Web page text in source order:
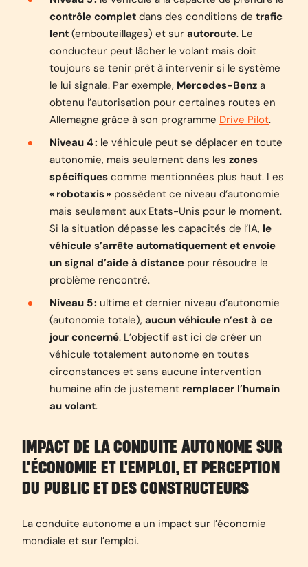
contrôle complet dans des conditions de trafic
lent (embouteillages) et sur autoroute. Le
conducteur peut lâcher le volant mais doit
toujours se tenir prêt à intervenir si le système
le lui signale. Par exemple, Mercedes-Benz a
obtenu l’autorisation pour certaines routes en
Allemagne grâce à son programme Drive Pilot.
Niveau 4 : le véhicule peut se déplacer en toute
autonomie, mais seulement dans les zones
spécifiques comme mentionnées plus haut. Les
« robotaxis » possèdent ce niveau d’autonomie
mais seulement aux Etats-Unis pour le moment.
Si la situation dépasse les capacités de l’IA, le
véhicule s’arrête automatiquement et envoie
un signal d’aide à distance pour résoudre le
problème rencontré.
Niveau 5 : ultime et dernier niveau d’autonomie
(autonomie totale), aucun véhicule n’est à ce
jour concerné. L’objectif est ici de créer un
véhicule totalement autonome en toutes
circonstances et sans aucune intervention
humaine afin de justement remplacer l’humain
au volant.
IMPACT DE LA CONDUITE AUTONOME SUR
L'ÉCONOMIE ET L'EMPLOI, ET PERCEPTION
DU PUBLIC ET DES CONSTRUCTEURS
La conduite autonome a un impact sur l’économie
mondiale et sur l’emploi.